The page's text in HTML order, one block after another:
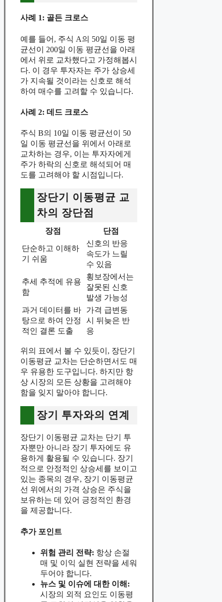
사례 1: 골든 크로스
예를 들어, 주식 A의 50일 이동 평
균선이 200일 이동 평균선을 아래
에서 위로 교차했다고 가정해봅시
다. 이 경우 투자자는 주가 상승세
가 지속될 것이라는 신호로 해석
하여 매수를 고려할 수 있습니다.
사례 2: 데드 크로스
주식 B의 10일 이동 평균선이 50
일 이동 평균선을 위에서 아래로
교차하는 경우, 이는 투자자에게
주가 하락의 신호로 해석되어 매
도를 고려해야 할 시점입니다.
장단기 이동평균 교
차의 장단점
장점 단점
단순하고 이해하
기 쉬움
신호의 반응
속도가 느릴
수 있음
추세 추적에 유용
함
횡보장에서는
잘못된 신호
발생 가능성
과거 데이터를 바
탕으로 하여 안정
적인 결론 도출
가격 급변동
시 뒤늦은 반
응
위의 표에서 볼 수 있듯이, 장단기
이동평균 교차는 단순하면서도 매
우 유용한 도구입니다. 하지만 항
상 시장의 모든 상황을 고려해야
함을 잊지 말아야 합니다.
장기 투자와의 연계
장단기 이동평균 교차는 단기 투
자뿐만 아니라 장기 투자에도 유
용하게 활용될 수 있습니다. 장기
적으로 안정적인 상승세를 보이고
있는 종목의 경우, 장기 이동평균
선 위에서의 가격 상승은 주식을
보유하는 데 있어 긍정적인 환경
을 제공합니다.
추가 포인트
위험 관리 전략: 항상 손절
매 및 이익 실현 전략을 세워
두어야 합니다.
뉴스 및 이슈에 대한 이해:
시장의 외적 요인도 이동평